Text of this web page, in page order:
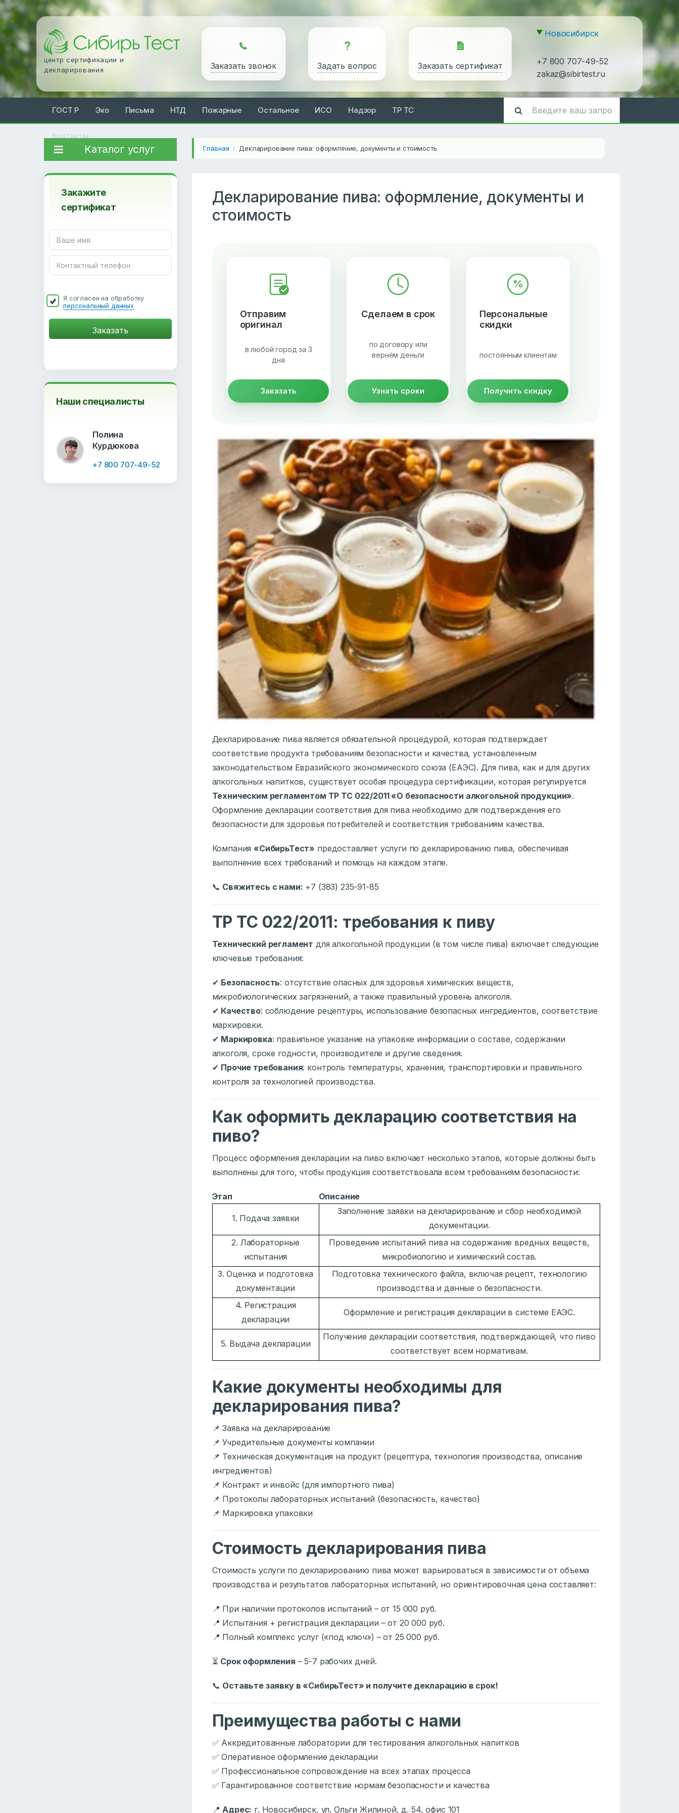
центр сертификации и
декларирования
Заказать звонок Задать вопрос Заказать сертификат
Новосибирск
+7 800 707-49-52
zakaz@sibirtest.ru
ГОСТ Р Эко Письма НТД Пожарные Остальное ИСО Надзор ТР ТС
Контакты
Каталог услуг
Закажите
сертификат
Я согласен на обработку
персональный данных
Наши специалисты
Полина
Курдюкова
+7 800 707-49-52
Главная / Декларирование пива: оформление, документы и стоимость
Декларирование пива: оформление, документы и
стоимость
Отправим
оригинал
в любой город за 3
дня
Заказать
Сделаем в срок
по договору или
вернём деньги
Узнать сроки
%
Персональные
скидки
постоянным клиентам
Получить скидку
Декларирование пива является обязательной процедурой, которая подтверждает
соответствие продукта требованиям безопасности и качества, установленным
законодательством Евразийского экономического союза (ЕАЭС). Для пива, как и для других
алкогольных напитков, существует особая процедура сертификации, которая регулируется
Техническим регламентом ТР ТС 022/2011 «О безопасности алкогольной продукции».
Оформление декларации соответствия для пива необходимо для подтверждения его
безопасности для здоровья потребителей и соответствия требованиям качества.
Компания «СибирьТест» предоставляет услуги по декларированию пива, обеспечивая
выполнение всех требований и помощь на каждом этапе.
📞 Свяжитесь с нами: +7 (383) 235-91-85
ТР ТС 022/2011: требования к пиву
Технический регламент для алкогольной продукции (в том числе пива) включает следующие
ключевые требования:
✔ Безопасность: отсутствие опасных для здоровья химических веществ,
микробиологических загрязнений, а также правильный уровень алкоголя.
✔ Качество: соблюдение рецептуры, использование безопасных ингредиентов, соответствие
маркировки.
✔ Маркировка: правильное указание на упаковке информации о составе, содержании
алкоголя, сроке годности, производителе и другие сведения.
✔ Прочие требования: контроль температуры, хранения, транспортировки и правильного
контроля за технологией производства.
Как оформить декларацию соответствия на
пиво?
Процесс оформления декларации на пиво включает несколько этапов, которые должны быть
выполнены для того, чтобы продукция соответствовала всем требованиям безопасности:
Этап Описание
1. Подача заявки
Заполнение заявки на декларирование и сбор необходимой
документации.
2. Лабораторные
испытания
Проведение испытаний пива на содержание вредных веществ,
микробиологию и химический состав.
3. Оценка и подготовка
документации
Подготовка технического файла, включая рецепт, технологию
производства и данные о безопасности.
4. Регистрация
декларации
Оформление и регистрация декларации в системе ЕАЭС.
5. Выдача декларации
Получение декларации соответствия, подтверждающей, что пиво
соответствует всем нормативам.
Какие документы необходимы для
декларирования пива?
📌 Заявка на декларирование
📌 Учредительные документы компании
📌 Техническая документация на продукт (рецептура, технология производства, описание
ингредиентов)
📌 Контракт и инвойс (для импортного пива)
📌 Протоколы лабораторных испытаний (безопасность, качество)
📌 Маркировка упаковки
Стоимость декларирования пива
Стоимость услуги по декларированию пива может варьироваться в зависимости от объема
производства и результатов лабораторных испытаний, но ориентировочная цена составляет:
📍 При наличии протоколов испытаний – от 15 000 руб.
📍 Испытания + регистрация декларации – от 20 000 руб.
📍 Полный комплекс услуг («под ключ») – от 25 000 руб.
⏳ Срок оформления – 5-7 рабочих дней.
📞 Оставьте заявку в «СибирьТест» и получите декларацию в срок!
Преимущества работы с нами
✅ Аккредитованные лаборатории для тестирования алкогольных напитков
✅ Оперативное оформление декларации
✅ Профессиональное сопровождение на всех этапах процесса
✅ Гарантированное соответствие нормам безопасности и качества
📍Адрес: г. Новосибирск, ул. Ольги Жилиной, д. 54, офис 101